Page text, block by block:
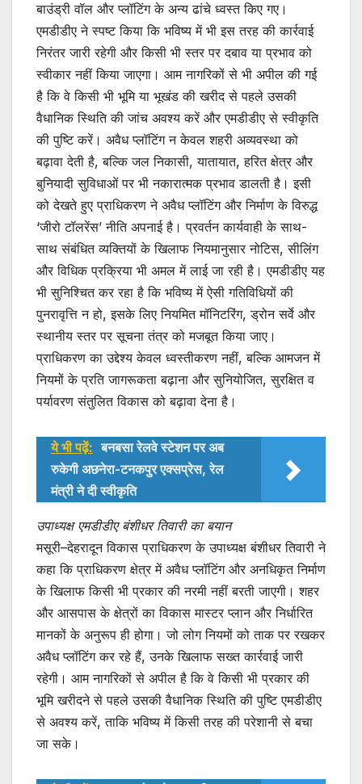
बाउंड्री वॉल और प्लॉटिंग के अन्य ढांचे ध्वस्त किए गए।
एमडीडीए ने स्पष्ट किया कि भविष्य में भी इस तरह की कार्रवाई
निरंतर जारी रहेगी और किसी भी स्तर पर दबाव या प्रभाव को
स्वीकार नहीं किया जाएगा। आम नागरिकों से भी अपील की गई
है कि वे किसी भी भूमि या भूखंड की खरीद से पहले उसकी
वैधानिक स्थिति की जांच अवश्य करें और एमडीडीए से स्वीकृति
की पुष्टि करें। अवैध प्लॉटिंग न केवल शहरी अव्यवस्था को
बढ़ावा देती है, बल्कि जल निकासी, यातायात, हरित क्षेत्र और
बुनियादी सुविधाओं पर भी नकारात्मक प्रभाव डालती है। इसी
को देखते हुए प्राधिकरण ने अवैध प्लॉटिंग और निर्माण के विरुद्ध
‘जीरो टॉलरेंस’ नीति अपनाई है। प्रवर्तन कार्यवाही के साथ-
साथ संबंधित व्यक्तियों के खिलाफ नियमानुसार नोटिस, सीलिंग
और विधिक प्रक्रिया भी अमल में लाई जा रही है। एमडीडीए यह
भी सुनिश्चित कर रहा है कि भविष्य में ऐसी गतिविधियों की
पुनरावृत्ति न हो, इसके लिए नियमित मॉनिटरिंग, ड्रोन सर्वे और
स्थानीय स्तर पर सूचना तंत्र को मजबूत किया जाए।
प्राधिकरण का उद्देश्य केवल ध्वस्तीकरण नहीं, बल्कि आमजन में
नियमों के प्रति जागरूकता बढ़ाना और सुनियोजित, सुरक्षित व
पर्यावरण संतुलित विकास को बढ़ावा देना है।
ये भी पढ़ें: बनबसा रेलवे स्टेशन पर अब
रुकेगी अछनेरा-टनकपुर एक्सप्रेस, रेल
मंत्री ने दी स्वीकृति
उपाध्यक्ष एमडीडीए बंशीधर तिवारी का बयान
मसूरी–देहरादून विकास प्राधिकरण के उपाध्यक्ष बंशीधर तिवारी ने
कहा कि प्राधिकरण क्षेत्र में अवैध प्लॉटिंग और अनधिकृत निर्माण
के खिलाफ किसी भी प्रकार की नरमी नहीं बरती जाएगी। शहर
और आसपास के क्षेत्रों का विकास मास्टर प्लान और निर्धारित
मानकों के अनुरूप ही होगा। जो लोग नियमों को ताक पर रखकर
अवैध प्लॉटिंग कर रहे हैं, उनके खिलाफ सख्त कार्रवाई जारी
रहेगी। आम नागरिकों से अपील है कि वे किसी भी प्रकार की
भूमि खरीदने से पहले उसकी वैधानिक स्थिति की पुष्टि एमडीडीए
से अवश्य करें, ताकि भविष्य में किसी तरह की परेशानी से बचा
जा सके।